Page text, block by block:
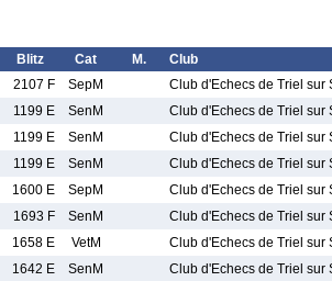
Blitz Cat M.
Club
2107 F SepM
Club d'Echecs de Triel sur
1199 E SenM
Club d'Echecs de Triel sur
1199 E SenM
Club d'Echecs de Triel sur
1199 E SenM
Club d'Echecs de Triel sur
1600 E SepM
Club d'Echecs de Triel sur
1693 F SenM
Club d'Echecs de Triel sur
1658 E VetM
Club d'Echecs de Triel sur
1642 E SenM
Club d'Echecs de Triel sur